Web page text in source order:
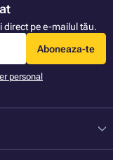
direct pe e-mailul tău.
Aboneaza-te
personal